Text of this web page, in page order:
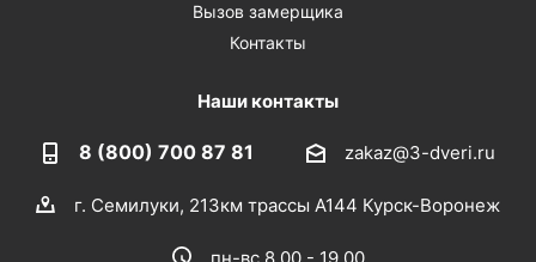
Вызов замерщика
Контакты
Наши контакты
8 (800) 700 87 81 zakaz@3-dveri.ru
г. Семилуки, 213км трассы А144 Курск-Воронеж